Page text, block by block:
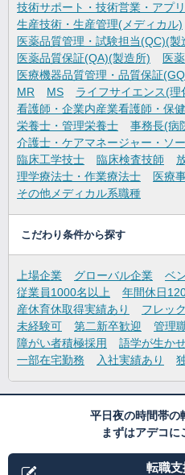
技術サポート・技術営業・アプ
生産技術・生産管理(メディカル)
医薬品質管理・試験担当(QC)(製
医薬品質保証(QA)(製造所)
医
医療機器品質管理・品質保証
MR
MS ライフサイエンス(理
看護師・企業内産業看護師・保
栄養士・管理栄養士
事務長(病
介護士・ケアマネージャー・ソ
臨床工学技士
臨床検査技師
理学療法士・作業療法士
医療
その他メディカル系職種
こだわり条件から探す
上場企業 グローバル企業 ベ
従業員1000名以上
年間休日
産休育休取得実績あり
フレッ
未経験可
第二新卒歓迎 管理
障がい者積極採用
語学が生か
一部在宅勤務
入社実績あり
平日夜の時間帯の
まずはアデコに
転職